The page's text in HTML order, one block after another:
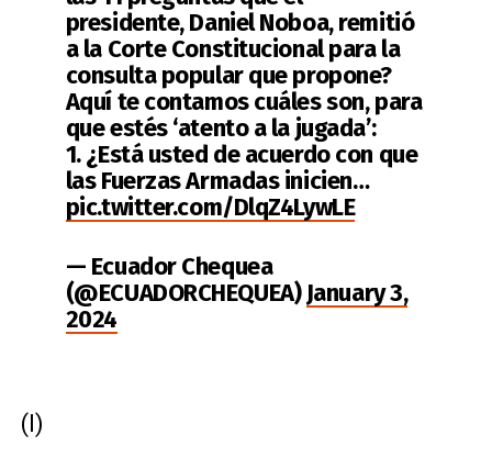
presidente, Daniel Noboa, remitió
a la Corte Constitucional para la
consulta popular que propone?
Aquí te contamos cuáles son, para
que estés ‘atento a la jugada’:
1. ¿Está usted de acuerdo con que
las Fuerzas Armadas inicien…
pic.twitter.com/DlqZ4LywLE
— Ecuador Chequea
(@ECUADORCHEQUEA)January 3,
2024
(I)